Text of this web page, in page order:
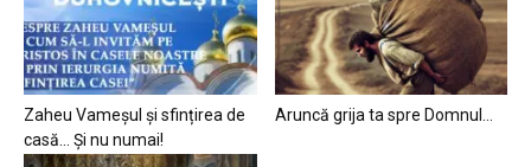
Zaheu Vameșul și sfințirea de
casă… Și nu numai!
Aruncă grija ta spre Domnul…